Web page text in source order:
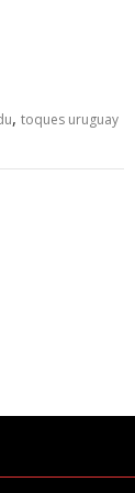
, toques uruguay